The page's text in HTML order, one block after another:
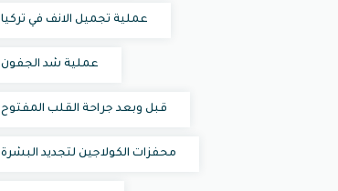
عملية تجميل الانف في تركيا
عملية شد الجفون
قبل وبعد جراحة القلب المفتوح
محفزات الكولاجين لتجديد البشرة